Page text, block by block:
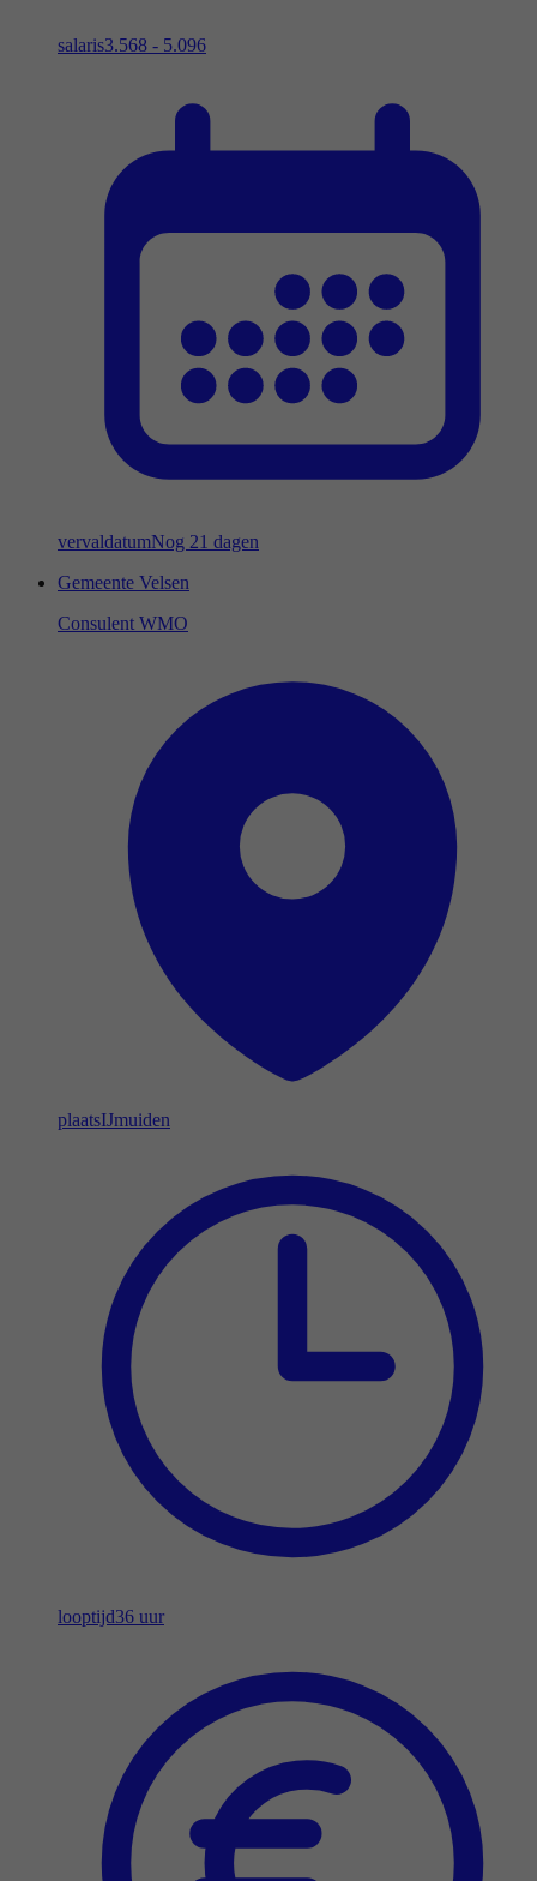
salaris3.568 - 5.096
vervaldatumNog 21 dagen
Gemeente Velsen
Consulent WMO
plaatsIJmuiden
looptijd36 uur